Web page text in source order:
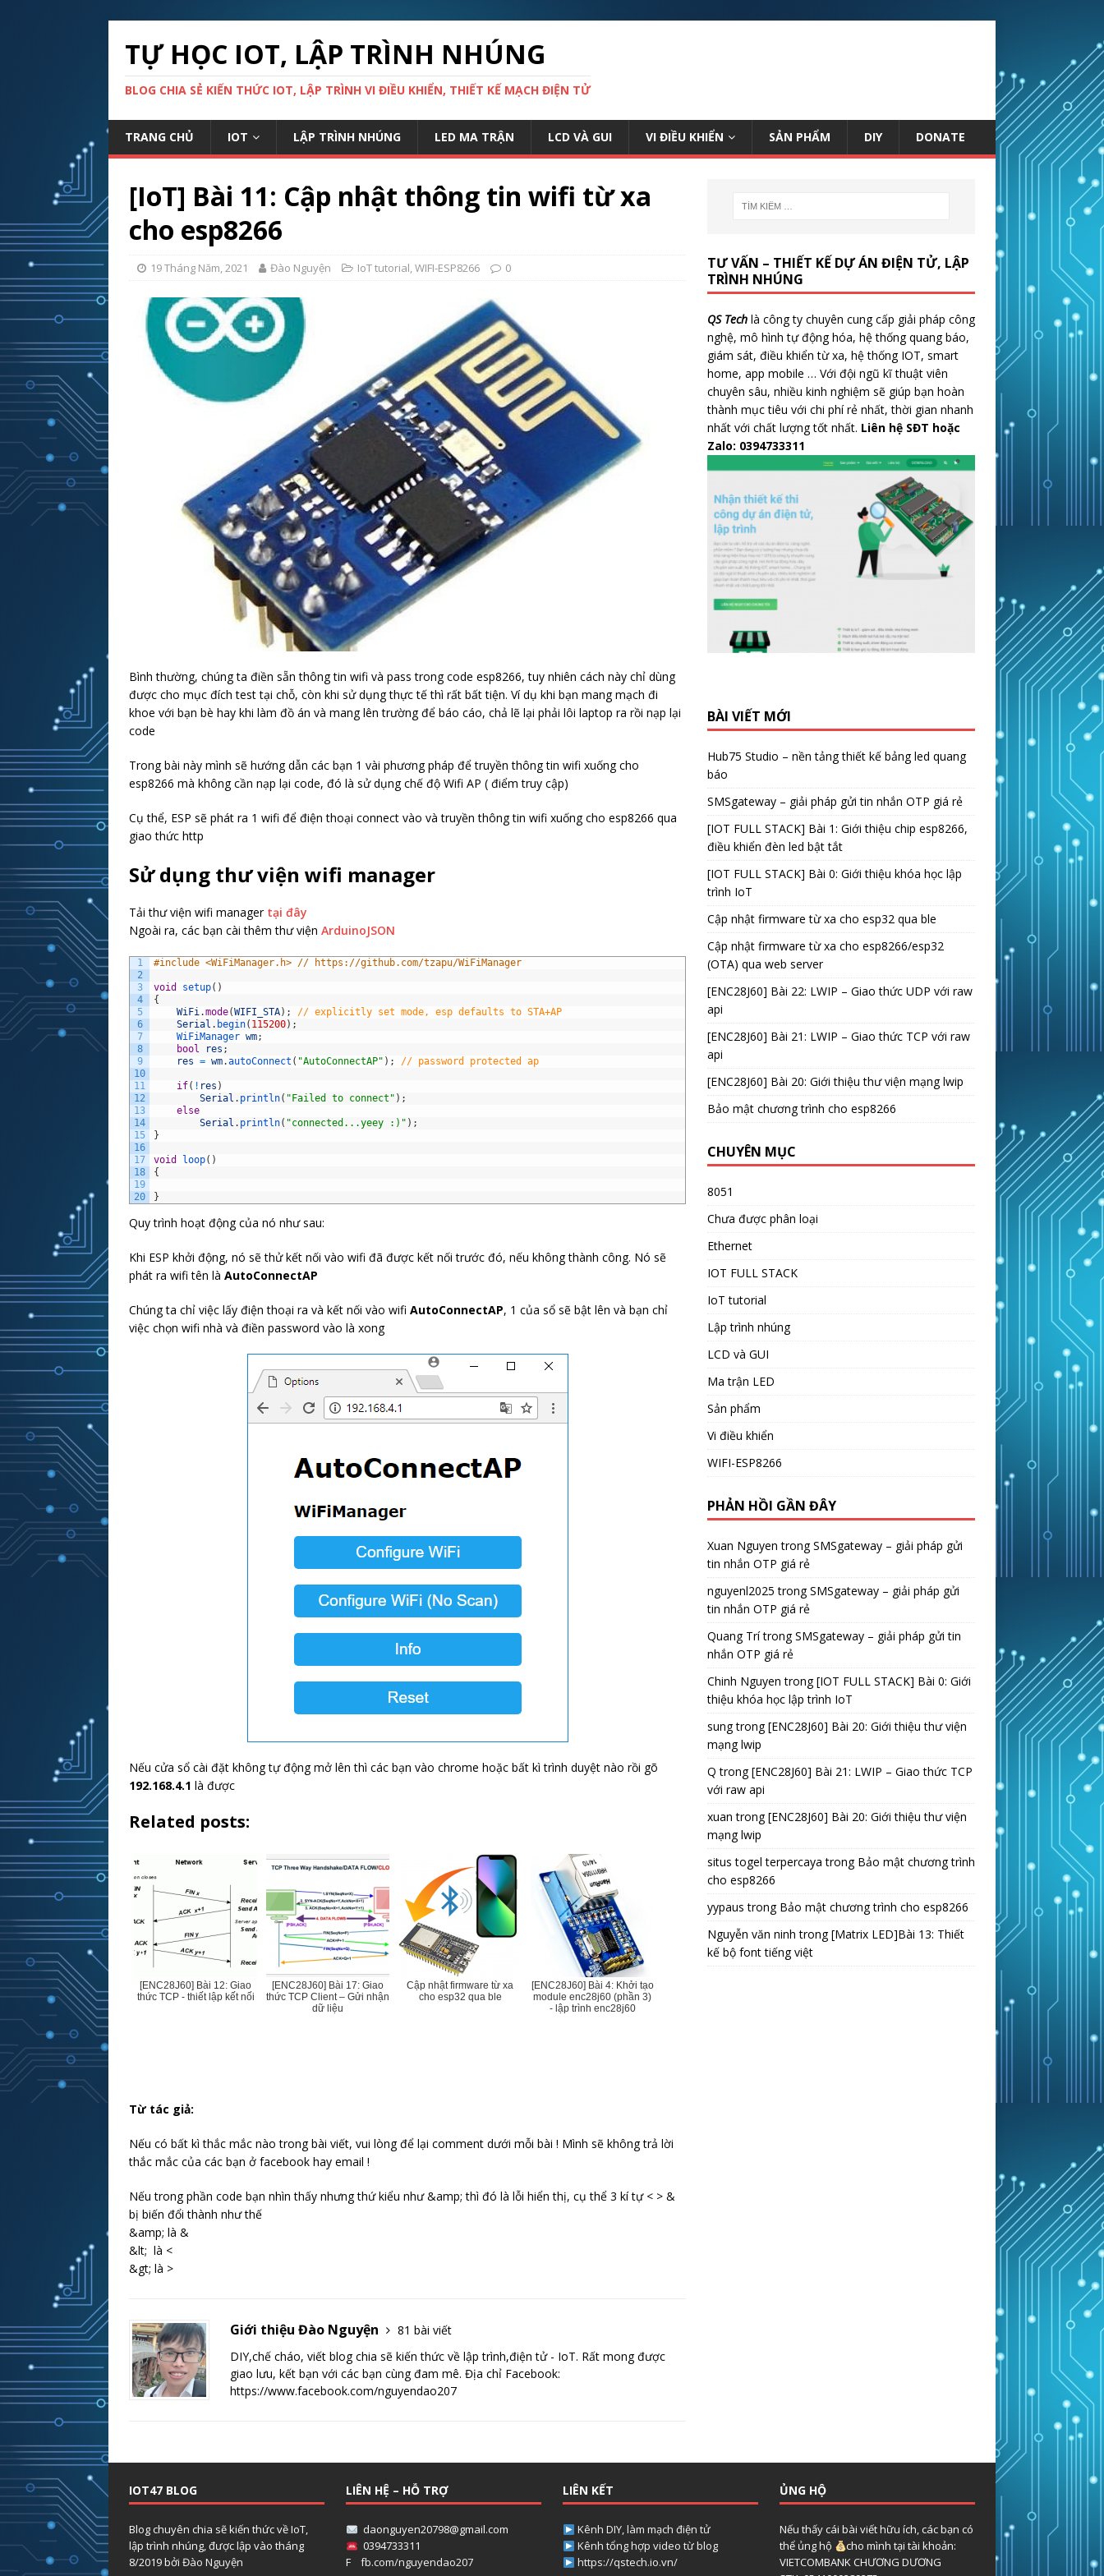
TỰ HỌC IOT, LẬP TRÌNH NHÚNG
BLOG CHIA SẺ KIẾN THỨC IOT, LẬP TRÌNH VI ĐIỀU KHIỂN, THIẾT KẾ MẠCH ĐIỆN TỬ
TRANG CHỦ IOT LẬP TRÌNH NHÚNG LED MA TRẬN LCD VÀ GUI VI ĐIỀU KHIỂN SẢN PHẨM DIY DONATE
[IoT] Bài 11: Cập nhật thông tin wifi từ xa
cho esp8266
19 Tháng Năm, 2021 Đào Nguyện IoT tutorial,WIFI-ESP8266 0
Bình thường, chúng ta điền sẵn thông tin wifi và pass trong code esp8266, tuy nhiên cách này chỉ dùng
được cho mục đích test tại chỗ, còn khi sử dụng thực tế thì rất bất tiện. Ví dụ khi bạn mang mạch đi
khoe với bạn bè hay khi làm đồ án và mang lên trường để báo cáo, chả lẽ lại phải lôi laptop ra rồi nạp lại
code
Trong bài này mình sẽ hướng dẫn các bạn 1 vài phương pháp để truyền thông tin wifi xuống cho
esp8266 mà không cần nạp lại code, đó là sử dụng chế độ Wifi AP ( điểm truy cập)
Cụ thể, ESP sẽ phát ra 1 wifi để điện thoại connect vào và truyền thông tin wifi xuống cho esp8266 qua
giao thức http
Sử dụng thư viện wifi manager
Tải thư viện wifi manager tại đây
Ngoài ra, các bạn cài thêm thư viện ArduinoJSON
1
2
3
4
5
6
7
8
9
10
11
12
13
14
15
16
17
18
19
20
#include <WiFiManager.h> // https://github.com/tzapu/WiFiManager
void setup( )
{
WiFi.mode(WIFI_STA) ;
// explicitly set mode, esp defaults to STA+AP
Serial . begin( 115200) ;
WiFiManager wm;
bool
res ;
res = wm.autoConnect ( "AutoConnectAP" ) ; // password protected ap
if( ! res )
Serial . println( "Failed to connect" ) ;
else
Serial . println( "connected...yeey :)" ) ;
}
void loop( )
{
}
Quy trình hoạt động của nó như sau:
Khi ESP khởi động, nó sẽ thử kết nối vào wifi đã được kết nối trước đó, nếu không thành công. Nó sẽ
phát ra wifi tên là AutoConnectAP
Chúng ta chỉ việc lấy điện thoại ra và kết nối vào wifi AutoConnectAP, 1 của sổ sẽ bật lên và bạn chỉ
việc chọn wifi nhà và điền password vào là xong
Nếu cửa sổ cài đặt không tự động mở lên thì các bạn vào chrome hoặc bất kì trình duyệt nào rồi gõ
192.168.4.1 là được
Related posts:
[ENC28J60] Bài 12: Giao
thức TCP - thiết lập kết nối
[ENC28J60] Bài 17: Giao
thức TCP Client – Gửi nhận
dữ liệu
Cập nhật firmware từ xa
cho esp32 qua ble
[ENC28J60] Bài 4: Khởi tạo
module enc28j60 (phần 3)
- lập trình enc28j60
Từ tác giả:
Nếu có bất kì thắc mắc nào trong bài viết, vui lòng để lại comment dưới mỗi bài ! Mình sẽ không trả lời
thắc mắc của các bạn ở facebook hay email !
Nếu trong phần code bạn nhìn thấy nhưng thứ kiểu như &amp; thì đó là lỗi hiển thị, cụ thể 3 kí tự < > &
bị biến đổi thành như thế
&amp; là &
&lt; là <
&gt; là >
Giới thiệu Đào Nguyện
81 bài viết
DIY,chế cháo, viết blog chia sẽ kiến thức về lập trình,điện tử - IoT. Rất mong được
giao lưu, kết bạn với các bạn cùng đam mê. Địa chỉ Facebook:
https://www.facebook.com/nguyendao207
TƯ VẤN – THIẾT KẾ DỰ ÁN ĐIỆN TỬ, LẬP
TRÌNH NHÚNG
QS Techlà công ty chuyên cung cấp giải pháp công
nghệ, mô hình tự động hóa, hệ thống quang báo,
giám sát, điều khiển từ xa, hệ thống IOT, smart
home, app mobile … Với đội ngũ kĩ thuật viên
chuyên sâu, nhiều kinh nghiệm sẽ giúp bạn hoàn
thành mục tiêu với chi phí rẻ nhất, thời gian nhanh
nhất với chất lượng tốt nhất. Liên hệ SĐT hoặc
Zalo: 0394733311
BÀI VIẾT MỚI
Hub75 Studio – nền tảng thiết kế bảng led quang
báo
SMSgateway – giải pháp gửi tin nhắn OTP giá rẻ
[IOT FULL STACK] Bài 1: Giới thiệu chip esp8266,
điều khiển đèn led bật tắt
[IOT FULL STACK] Bài 0: Giới thiệu khóa học lập
trình IoT
Cập nhật firmware từ xa cho esp32 qua ble
Cập nhật firmware từ xa cho esp8266/esp32
(OTA) qua web server
[ENC28J60] Bài 22: LWIP – Giao thức UDP với raw
api
[ENC28J60] Bài 21: LWIP – Giao thức TCP với raw
api
[ENC28J60] Bài 20: Giới thiệu thư viện mạng lwip
Bảo mật chương trình cho esp8266
CHUYÊN MỤC
8051
Chưa được phân loại
Ethernet
IOT FULL STACK
IoT tutorial
Lập trình nhúng
LCD và GUI
Ma trận LED
Sản phẩm
Vi điều khiển
WIFI-ESP8266
PHẢN HỒI GẦN ĐÂY
Xuan Nguyen trongSMSgateway – giải pháp gửi
tin nhắn OTP giá rẻ
nguyenl2025 trongSMSgateway – giải pháp gửi
tin nhắn OTP giá rẻ
Quang TrítrongSMSgateway – giải pháp gửi tin
nhắn OTP giá rẻ
Chinh Nguyen trong[IOT FULL STACK] Bài 0: Giới
thiệu khóa học lập trình IoT
sungtrong[ENC28J60] Bài 20: Giới thiệu thư viện
mạng lwip
Q trong[ENC28J60] Bài 21: LWIP – Giao thức TCP
với raw api
xuan trong[ENC28J60] Bài 20: Giới thiệu thư viện
mạng lwip
situs togel terpercaya trong Bảo mật chương trình
cho esp8266
yypaus trong Bảo mật chương trình cho esp8266
Nguyễn văn ninh trong[Matrix LED]Bài 13: Thiết
kế bộ font tiếng việt
IOT47 BLOG
Blog chuyên chia sẽ kiến thức về IoT,
lập trình nhúng, được lập vào tháng
8/2019 bởi Đào Nguyện
LIÊN HỆ – HỖ TRỢ
daonguyen20798@gmail.com
0394733311
F fb.com/nguyendao207
LIÊN KẾT
Kênh DIY, làm mạch điện tử
Kênh tổng hợp video từ blog
https://qstech.io.vn/
ỦNG HỘ
Nếu thấy cái bài viết hữu ích, các bạn có
thể ủng hộ
cho mình tại tài khoản:
VIETCOMBANK CHƯƠNG DƯƠNG